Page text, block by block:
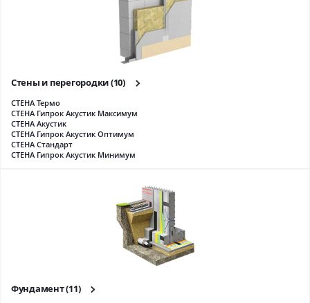
Стены и перегородки(10)
СТЕНА Термо
СТЕНА Гипрок Акустик Максимум
СТЕНА Акустик
СТЕНА Гипрок Акустик Оптимум
СТЕНА Стандарт
СТЕНА Гипрок Акустик Минимум
Фундамент(11)